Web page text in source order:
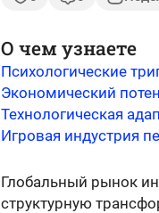
О чем узнаете
Психологические
Экономический
Технологическая
Игровая индустрия
Глобальный рынок
структурную